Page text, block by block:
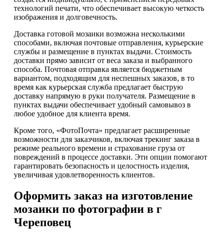
технологий печати, что обеспечивает высокую четкость
изображения и долговечность.
Доставка готовой мозаики возможна несколькими
способами, включая почтовые отправления, курьерские
службы и размещение в пунктах выдачи. Стоимость
доставки прямо зависит от веса заказа и выбранного
способа. Почтовая отправка является бюджетным
вариантом, подходящим для неспешных заказов, в то
время как курьерская служба предлагает быструю
доставку напрямую в руки получателя. Размещение в
пунктах выдачи обеспечивает удобный самовывоз в
любое удобное для клиента время.
Кроме того, «ФотоПочта» предлагает расширенные
возможности для заказчиков, включая трекинг заказа в
режиме реального времени и страхование груза от
повреждений в процессе доставки. Эти опции помогают
гарантировать безопасность и целостность изделия,
увеличивая удовлетворенность клиентов.
Оформить заказ на изготовление
мозаики по фотографии в г
Череповец